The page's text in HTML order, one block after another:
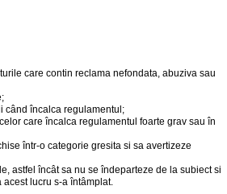
care contin reclama nefondata, abuziva sau
când încalca regulamentul;
care încalca regulamentul foarte grav sau în
într-o categorie gresita si sa avertizeze
astfel încât sa nu se îndeparteze de la subiect si
lucru s-a întâmplat.